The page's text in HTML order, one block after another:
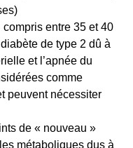
compris entre 35 et 40
de type 2 dû à
et l’apnée du
comme
peuvent nécessiter
de « nouveau »
métaboliques dus à